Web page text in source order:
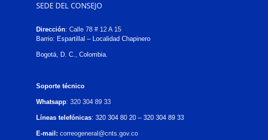
SEDE DEL CONSEJO
Dirección:Calle 78 # 12 A 15
Barrio: Espartillal – Localidad Chapinero
Bogotá, D. C., Colombia.
Soporte técnico
Whatsapp:320 304 89 33
Líneas telefónicas: 320 304 80 20 – 320 304 89 33
E-mail: correogeneral@cnts.gov.co